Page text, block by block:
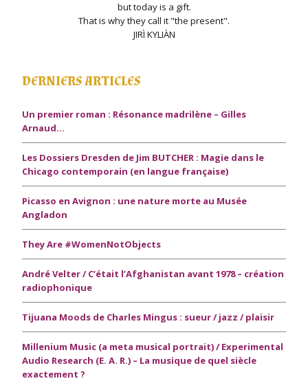
but today is a gift.
That is why they call it "the present".
JIRÌ KYLIÀN
DERNIERS ARTICLES
Un premier roman : Résonance madrilène – Gilles
Arnaud…
Les Dossiers Dresden de Jim BUTCHER : Magie dans le
Chicago contemporain (en langue française)
Picasso en Avignon : une nature morte au Musée
Angladon
They Are #WomenNotObjects
André Velter / C’était l’Afghanistan avant 1978 – création
radiophonique
Tijuana Moods de Charles Mingus : sueur / jazz / plaisir
Millenium Music (a meta musical portrait) / Experimental
Audio Research (E. A. R.) – La musique de quel siècle
exactement ?